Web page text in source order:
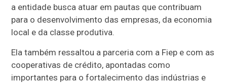
a entidade busca atuar em pautas que contribuam
para o desenvolvimento das empresas, da economia
local e da classe produtiva.
Ela também ressaltou a parceria com a Fiep e com as
cooperativas de crédito, apontadas como
importantes para o fortalecimento das indústrias e